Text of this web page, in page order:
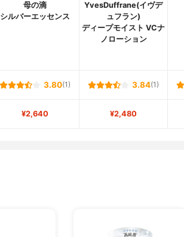
母の滴
シルバーエッセンス
YvesDuffrane(イヴデ
ュフラン)
ディープモイスト VCナ
ノローション
3.80(1) 3.84(1)
¥2,640 ¥2,480